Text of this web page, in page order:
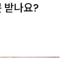
받나요?